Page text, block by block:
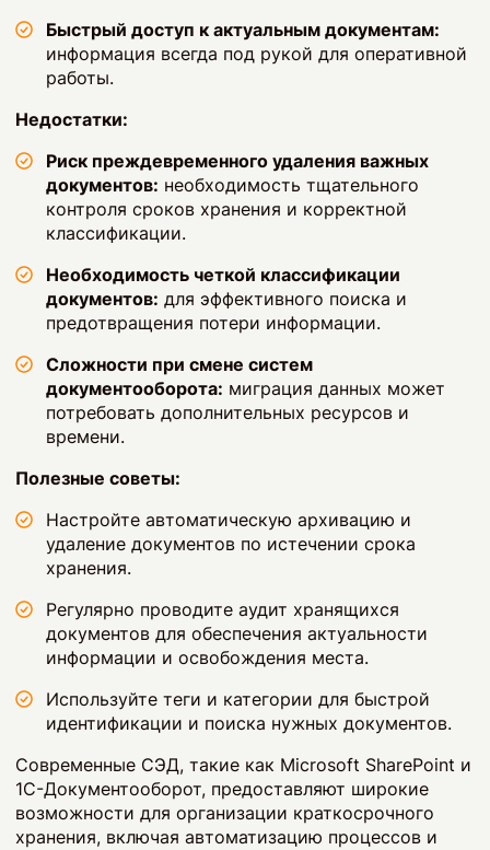
Быстрый доступ к актуальным документам:
информация всегда под рукой для оперативной
работы.
Недостатки:
Риск преждевременного удаления важных
документов: необходимость тщательного
контроля сроков хранения и корректной
классификации.
Необходимость четкой классификации
документов: для эффективного поиска и
предотвращения потери информации.
Сложности при смене систем
документооборота: миграция данных может
потребовать дополнительных ресурсов и
времени.
Полезные советы:
Настройте автоматическую архивацию и
удаление документов по истечении срока
хранения.
Регулярно проводите аудит хранящихся
документов для обеспечения актуальности
информации и освобождения места.
Используйте теги и категории для быстрой
идентификации и поиска нужных документов.
Современные СЭД, такие как Microsoft SharePoint и
1С-Документооборот, предоставляют широкие
возможности для организации краткосрочного
хранения, включая автоматизацию процессов и